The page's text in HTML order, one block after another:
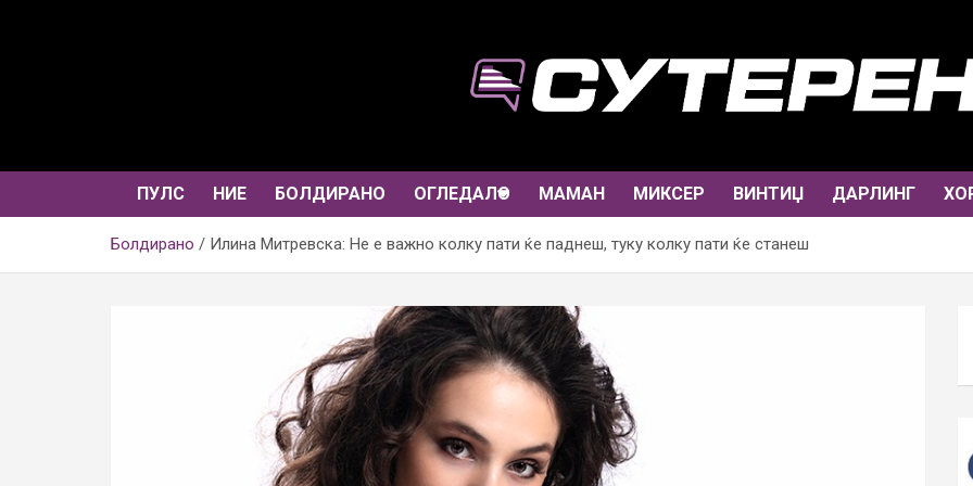
ПУЛС НИЕ БОЛДИРАНО ОГЛЕДАЛО МАМАН МИКСЕР ВИНТИЏ ДАРЛИНГ
Болдирано Илина Митревска: Не е важно колку пати ќе паднеш, туку колку пати ќе станеш